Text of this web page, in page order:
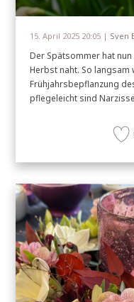
15. April 2025 20:05 | Sven
Der Spätsommer hat
Herbst naht. So langsam
Frühjahrsbepflanzung
pflegeleicht sind